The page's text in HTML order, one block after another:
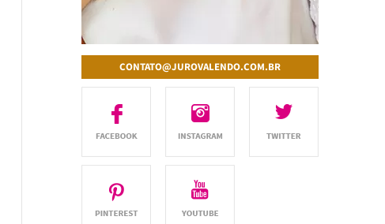
CONTATO@JUROVALENDO.COM.BR